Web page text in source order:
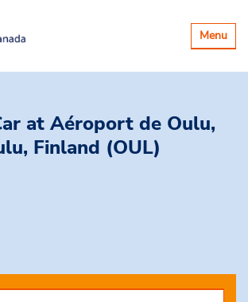
Basculer
la
Menu
at Aéroport de Oulu,
Finland (OUL)